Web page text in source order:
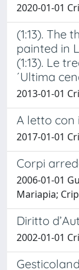
2020-01-01
(1:13). The
painted in
(1:13). Le
´Ultima
2013-01-01
A letto con
2017-01-01
Corpi
2006-01-01
Mariapia;
Diritto
2002-01-01